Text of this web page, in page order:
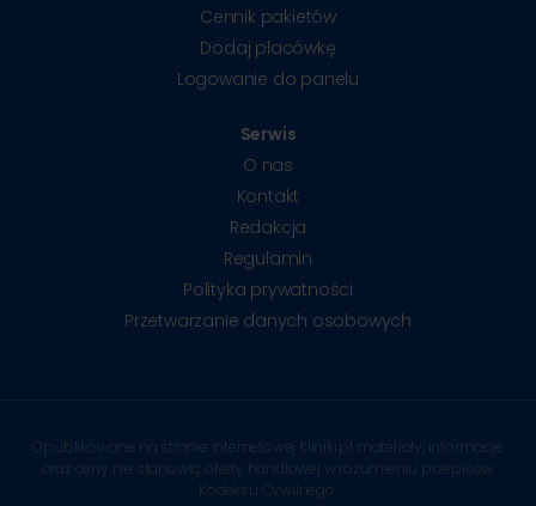
Cennik pakietów
Dodaj placówkę
Logowanie do panelu
Serwis
O nas
Kontakt
Redakcja
Regulamin
Polityka prywatności
Przetwarzanie danych osobowych
Opublikowane na stronie internetowej Kliniki.pl materiały, informacje
oraz ceny nie stanowią oferty handlowej w rozumieniu przepisów
Kodeksu Cywilnego.